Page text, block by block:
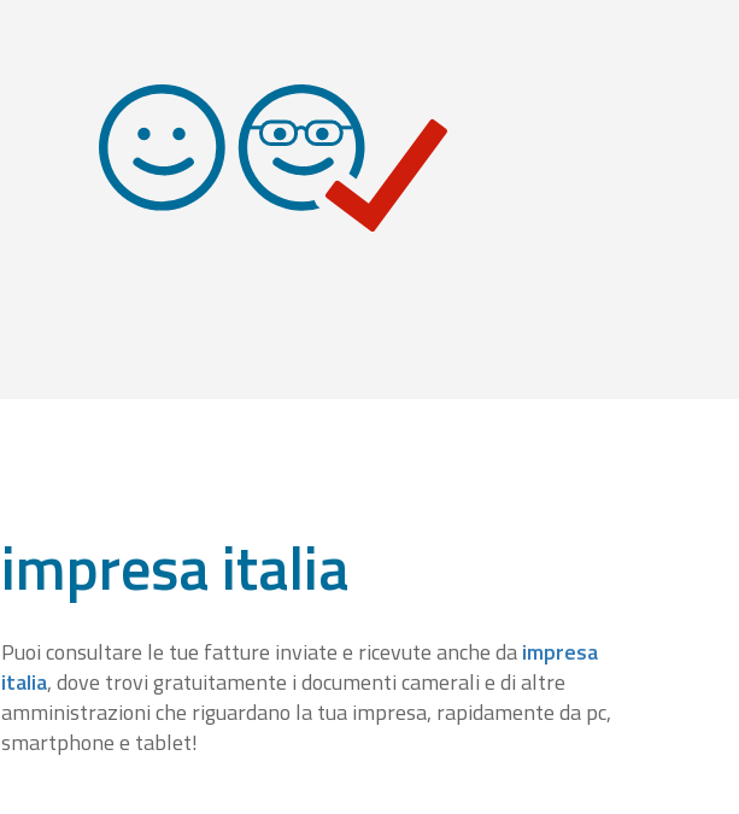
impresa italia
Puoi consultare le tue fatture inviate e ricevute anche daimpresa
italia, dove trovi gratuitamente i documenti camerali e di altre
amministrazioni che riguardano la tua impresa, rapidamente da pc,
smartphone e tablet!